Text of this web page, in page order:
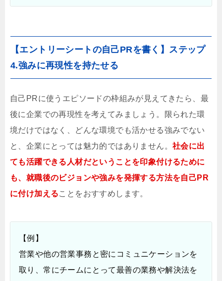
【エントリーシートの自己PRを書く】ステップ
4.強みに再現性を持たせる
自己PRに使うエピソードの枠組みが見えてきたら、最
後に企業での再現性を考えてみましょう。限られた環
境だけではなく、どんな環境でも活かせる強みでない
と、企業にとっては魅力的ではありません。 社会に出
ても活躍できる人材だということを印象付けるために
も、就職後のビジョンや強みを発揮する方法を自己PR
に付け加えることをおすすめします。
【例】
営業や他の営業事務と密にコミュニケーションを
取り、常にチームにとって最善の業務や解決法を